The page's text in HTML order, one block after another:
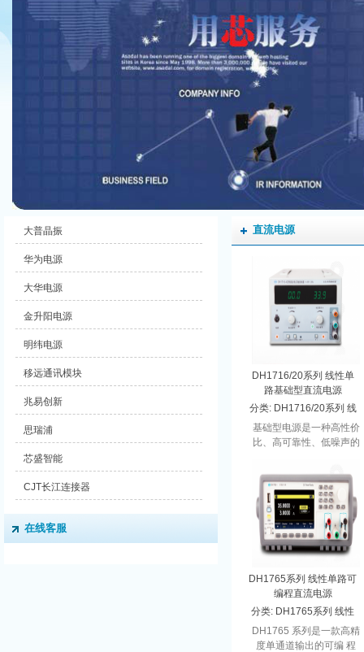
直流电源
DH1716/20系列 线性单
路基础型直流电源
分类: DH1716/20系列 线
性单路基础型直流电源
基础型电源是一种高性价
比、高可靠性、低噪声的
波噪声，可提供基本的供
电功能，内置硬件过压保
护电路，更加安全可靠。
大华电子累积...
DH1765系列 线性单路可
编程直流电源
分类: DH1765系列 线性
单路可编程直流电源
DH1765 系列是一款高精
度单通道输出的可编 程
大普晶振
华为电源
大华电源
金升阳电源
明纬电源
移远通讯模块
兆易创新
思瑞浦
芯盛智能
CJT长江连接器
在线客服